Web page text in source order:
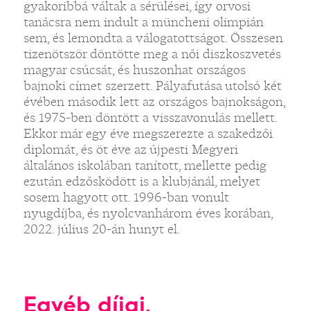
gyakoribbá váltak a sérülései, így orvosi
tanácsra nem indult a müncheni olimpián
sem, és lemondta a válogatottságot. Összesen
tizenötször döntötte meg a női diszkoszvetés
magyar csúcsát, és huszonhat országos
bajnoki címet szerzett. Pályafutása utolsó két
évében második lett az országos bajnokságon,
és 1975-ben döntött a visszavonulás mellett.
Ekkor már egy éve megszerezte a szakedzői
diplomát, és öt éve az újpesti Megyeri
általános iskolában tanított, mellette pedig
ezután edzősködött is a klubjánál, melyet
sosem hagyott ott. 1996-ban vonult
nyugdíjba, és nyolcvanhárom éves korában,
2022. július 20-án hunyt el.
Egyéb díjai,